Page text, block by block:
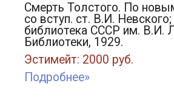
Смерть Толстого. По
со вступ. ст. В.И.
библиотека СССР им. В.И.
Библиотеки, 1929.
Эстимейт: 2000 руб.
Подробнее»